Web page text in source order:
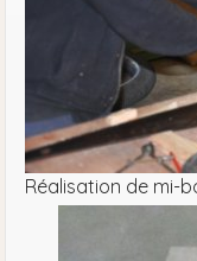
Réalisation de mi-